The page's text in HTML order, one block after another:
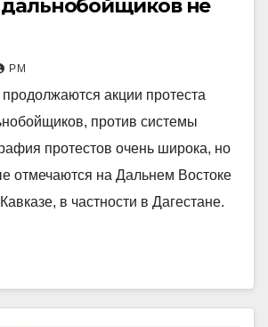
не
РМ
акции протеста
против системы
протестов очень широка, но
отмечаются на Дальнем Востоке
в частности в Дагестане.